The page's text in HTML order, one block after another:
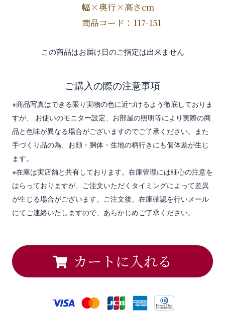
幅×奥行×高さcm
商品コード：117-151
この商品はお届け日のご指定は出来ません
ご購入の際の注意事項
※商品写真はできる限り実物の色に近づけるよう徹底しておりま
すが、 お使いのモニター設定、お部屋の照明等により実際の商
品と色味が異なる場合がございますのでご了承ください。また
手づくり品の為、お顔・胴体・生地の柄行きにも個体差が生じ
ます。
※在庫は実店舗と共有しております。在庫管理には細心の注意を
はらっておりますが、ご注文いただくタイミングによって差異
が生じる場合がございます。ご注文後、在庫確認を行いメール
にてご連絡いたしますので、あらかじめご了承ください。
カートに入れる